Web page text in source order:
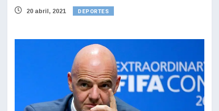
20 abril, 2021 DEPORTES